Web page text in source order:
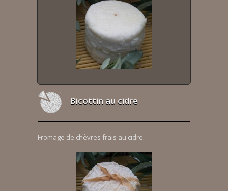
Bicottin au cidre
Fromage de chèvres frais au cidre.